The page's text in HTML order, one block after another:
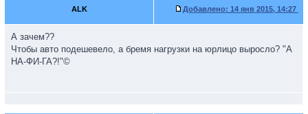
ALK Добавлено: 14 янв 2015, 14:27
А зачем??
Чтобы авто подешевело, а бремя нагрузки на юрлицо выросло? "А
НА-ФИ-ГА?!"©